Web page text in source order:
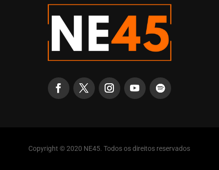
Copyright © 2020 NE45. Todos os direitos reservados